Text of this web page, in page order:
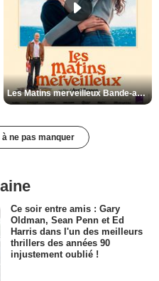
Les Matins merveilleux Bande-annonce VF
ne pas manquer
Ce soir entre amis : Gary
Oldman, Sean Penn et Ed
Harris dans l'un des meilleurs
thrillers des années 90
injustement oublié !